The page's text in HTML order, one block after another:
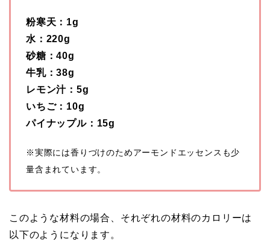
粉寒天：1g
水：220g
砂糖：40g
牛乳：38g
レモン汁：5g
いちご：10g
パイナップル：15g
※実際には香りづけのためアーモンドエッセンスも少
量含まれています。
このような材料の場合、それぞれの材料のカロリーは
以下のようになります。